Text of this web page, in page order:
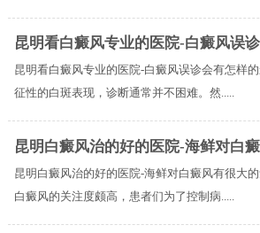
昆明看白癜风专业的医院-白癜风误
昆明看白癜风专业的医院-白癜风误诊会有怎样
征性的白斑表现，诊断通常并不困难。然.....
昆明白癜风治的好的医院-海鲜对白
昆明白癜风治的好的医院-海鲜对白癜风有很大
白癜风的关注度颇高，患者们为了控制病.....